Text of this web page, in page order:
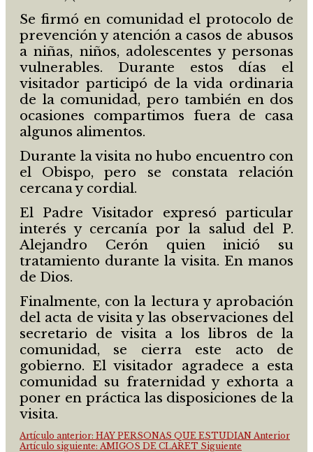
Se firmó en comunidad el protocolo de
prevención y atención a casos de abusos
a niñas, niños, adolescentes y personas
vulnerables. Durante estos días el
visitador participó de la vida ordinaria
de la comunidad, pero también en dos
ocasiones compartimos fuera de casa
algunos alimentos.
Durante la visita no hubo encuentro con
el Obispo, pero se constata relación
cercana y cordial.
El Padre Visitador expresó particular
interés y cercanía por la salud del P.
Alejandro Cerón quien inició su
tratamiento durante la visita. En manos
de Dios.
Finalmente, con la lectura y aprobación
del acta de visita y las observaciones del
secretario de visita a los libros de la
comunidad, se cierra este acto de
gobierno. El visitador agradece a esta
comunidad su fraternidad y exhorta a
poner en práctica las disposiciones de la
visita.
Artículo anterior: HAY PERSONAS QUE ESTUDIAN Anterior
Artículo siguiente: AMIGOS DE CLARET Siguiente